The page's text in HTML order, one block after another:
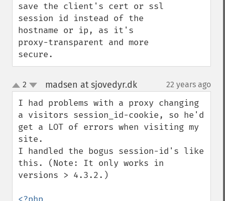
save the client's cert or ssl
session id instead of the
hostname or ip, as it's
proxy-transparent and more
secure.
up
down
2 madsen at sjovedyr.dk¶ 22 years ago
I had problems with a proxy changing
a visitors session_id-cookie, so he'd
get a LOT of errors when visiting my
site.
I handled the bogus session-id's like
this. (Note: It only works in
versions > 4.3.2.)